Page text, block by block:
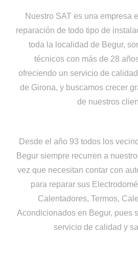
Nuestro SAT es una empresa
reparación de todo tipo de
toda la localidad de Begur,
técnicos con más de 28
ofreciendo un servicio de
de Girona, y buscamos crecer
de nuestros
Desde el año 93 todos los
Begur siempre recurren a
vez que necesitan contar con
para reparar sus
Calentadores, Termos,
Acondicionados en Begur, pues
servicio de calidad y